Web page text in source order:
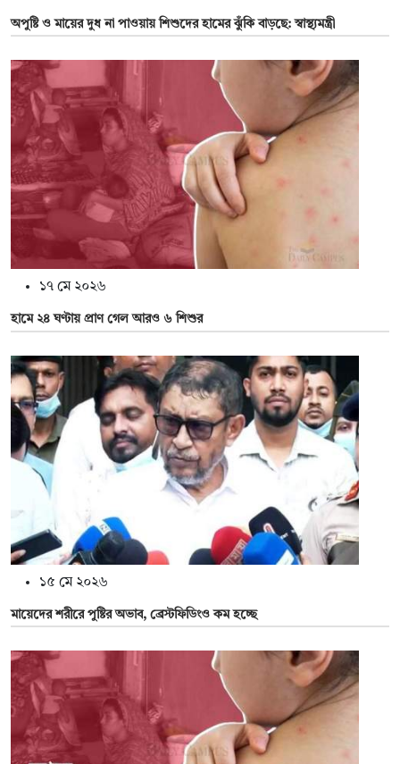
অপুষ্টি ও মায়ের দুধ না পাওয়ায় শিশুদের হামের ঝুঁকি বাড়ছে: স্বাস্থ্যমন্ত্রী
১৭ মে ২০২৬
হামে ২৪ ঘণ্টায় প্রাণ গেল আরও ৬ শিশুর
১৫ মে ২০২৬
মায়েদের শরীরে পুষ্টির অভাব, ব্রেস্টফিডিংও কম হচ্ছে